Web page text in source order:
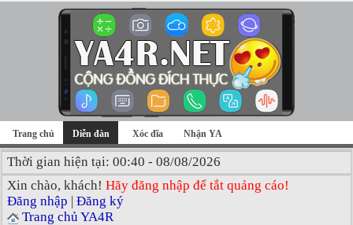
Trang chủ Diễn đàn Xóc đĩa Nhận YA
Thời gian hiện tại: 00:40 - 08/08/2026
Xin chào, khách! Hãy đăng nhập để tắt quảng cáo!
Đăng nhập | Đăng ký
Trang chủ YA4R